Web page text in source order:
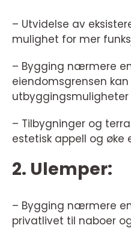
– Utvidelse av
mulighet for mer
– Bygging nærmere
eiendomsgrensen
– Tilbygninger og
estetisk appell og øke
2. Ulemper:
– Bygging nærmere
privatlivet til naboer